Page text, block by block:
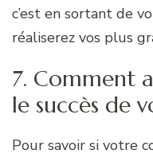
c’est en sortant de
réaliserez vos plus
7. Comment
le succès de
Pour savoir si votre